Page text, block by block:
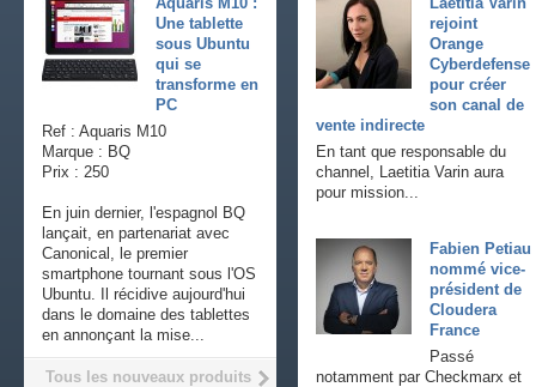
rejoint
Orange
Cyberdefense
pour créer
son canal de
vente indirecte
En tant que responsable du
channel, Laetitia Varin aura
pour mission...
Fabien Petiau
nommé vice-
président de
Cloudera
France
Passé
notamment par Checkmarx et
Une tablette
sous Ubuntu
qui se
transforme en
PC
Ref : Aquaris M10
Marque : BQ
Prix : 250
En juin dernier, l'espagnol BQ
lançait, en partenariat avec
Canonical, le premier
smartphone tournant sous l'OS
Ubuntu. Il récidive aujourd'hui
dans le domaine des tablettes
en annonçant la mise...
Tous les nouveaux produits